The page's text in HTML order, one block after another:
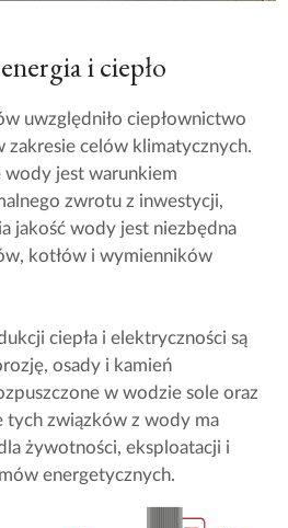
i ciepło
uwzględniło ciepłownictwo
zakresie celów klimatycznych.
wody jest warunkiem
zwrotu z inwestycji,
jakość wody jest niezbędna
kotłów i wymienników
ciepła i elektryczności są
osady i kamień
w wodzie sole oraz
tych związków z wody ma
żywotności, eksploatacji i
energetycznych.